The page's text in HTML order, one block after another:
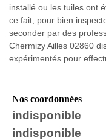
installé ou les tuiles ont
ce fait, pour bien
seconder par des
Chermizy Ailles 02860
expérimentés pour
Nos coordonnées
indisponible
indisponible